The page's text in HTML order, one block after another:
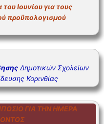
Ιουνίου για τους
προϋπολογισμού
Δημοτικών Σχολείων
Κορινθίας
ΓΙΑ ΤΗΝ ΗΜΈΡΑ